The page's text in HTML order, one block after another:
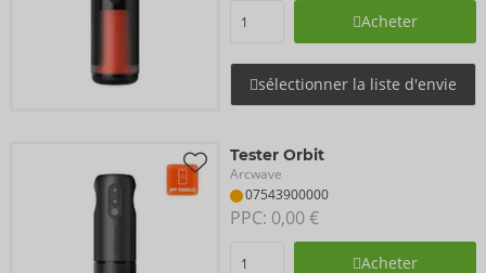
Acheter
sélectionner la liste d'envie
Tester Orbit
Arcwave
07543900000
PPC: 0,00 €
Acheter